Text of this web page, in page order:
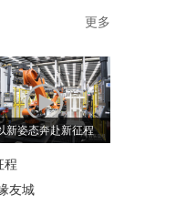
更多
新姿态奔赴新征程
程
友城